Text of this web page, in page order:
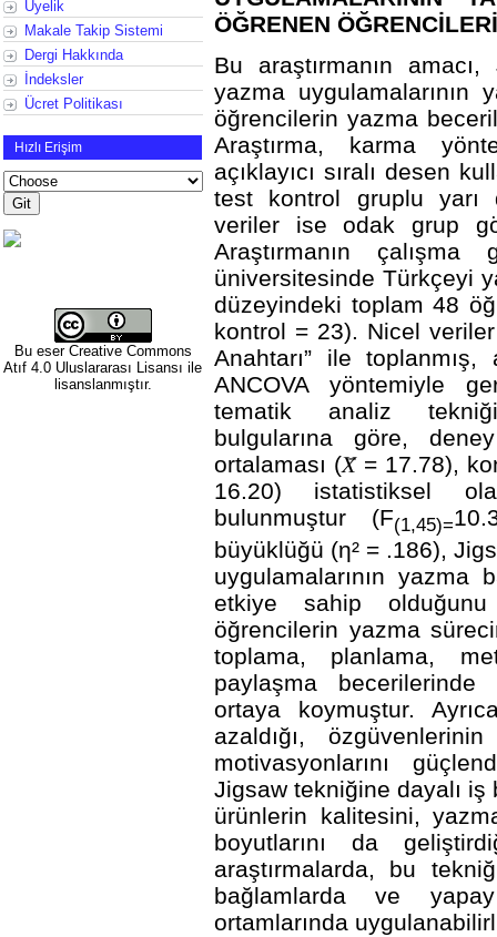
Üyelik
Makale Takip Sistemi
Dergi Hakkında
İndeksler
Ücret Politikası
Hızlı Erişim
Bu eser Creative Commons
Atıf 4.0 Uluslararası Lisansı ile
lisanslanmıştır.
ÖĞRENEN
Bu araştırmanın
yazma uygulamalarının
öğrencilerin yazma
Araştırma, karma
açıklayıcı sıralı desen
test kontrol gruplu yarı
veriler ise odak grup
Araştırmanın
üniversitesinde Türkçeyi
düzeyindeki toplam 48
kontrol = 23). Nicel veriler
Anahtarı” ile
ANCOVA yöntemiyle
tematik analiz
bulgularına göre,
ortalaması (𝑋̄ = 17.78),
16.20) istatistiksel
bulunmuştur (F(1,45)=
büyüklüğü (η² = .186),
uygulamalarının yazma
etkiye sahip
öğrencilerin yazma
toplama, planlama,
paylaşma becerilerinde
ortaya koymuştur.
azaldığı,
motivasyonlarını
Jigsaw tekniğine dayalı iş
ürünlerin kalitesini,
boyutlarını da
araştırmalarda, bu
bağlamlarda ve
ortamlarında